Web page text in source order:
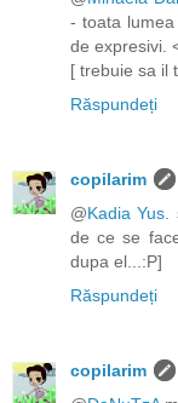
- toata
de expresivi.
[ trebuie sa il
Răspundeți
copilarim
@Kadia Yus.
de ce se
dupa el...:P]
Răspundeți
copilarim